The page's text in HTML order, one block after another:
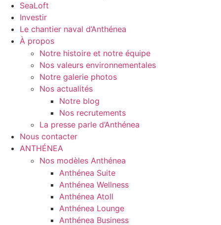
SeaLoft
Investir
Le chantier naval d’Anthénea
À propos
Notre histoire et notre équipe
Nos valeurs environnementales
Notre galerie photos
Nos actualités
Notre blog
Nos recrutements
La presse parle d’Anthénea
Nous contacter
ANTHÉNEA
Nos modèles Anthénea
Anthénea Suite
Anthénea Wellness
Anthénea Atoll
Anthénea Lounge
Anthénea Business